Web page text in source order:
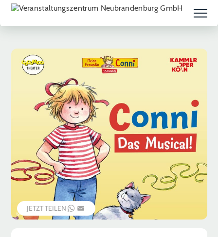
© Veranstalter
JETZT TEILEN WHATSAPP
EMAIL